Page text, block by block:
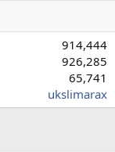
914,444
926,285
65,741
ukslimarax